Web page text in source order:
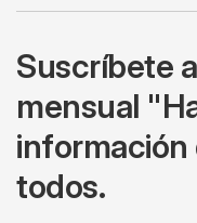
Suscríbete
mensual
información
todos.